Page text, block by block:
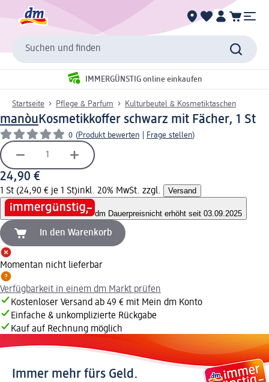
Suchen und finden
IMMERGÜNSTIG online einkaufen
Startseite Pflege & Parfum Kulturbeutel & Kosmetiktaschen
manòu Kosmetikkoffer schwarz mit Fächer, 1 St
0 (Produkt bewerten Frage stellen)
24,90 €
1 St (24,90 € je 1 St)inkl. 20% MwSt. zzgl. Versand
dm Dauerpreisnicht erhöht seit 03.09.2025
In den Warenkorb
Momentan nicht lieferbar
Verfügbarkeit in einem dm Markt prüfen
Kostenloser Versand ab 49 € mit Mein dm Konto
Einfache & unkomplizierte Rückgabe
Kauf auf Rechnung möglich
Immer mehr fürs Geld.